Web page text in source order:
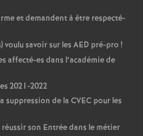
et demandent à être respecté-
voulu savoir sur les AED pré-pro !
affecté-es dans l’académie de
2021-2022
suppression de la CVEC pour les
son Entrée dans le métier